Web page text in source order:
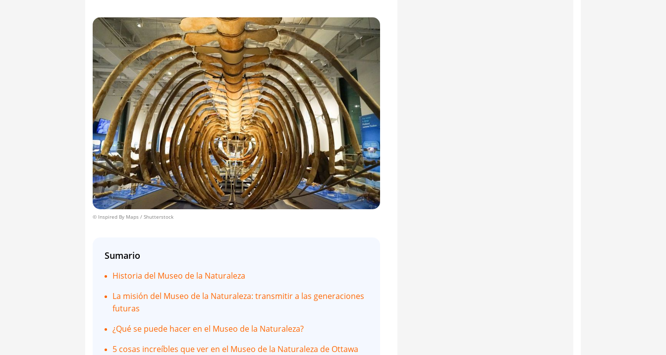
© Inspired By Maps / Shutterstock
Sumario
Historia del Museo de la Naturaleza
La misión del Museo de la Naturaleza: transmitir a las generaciones
futuras
¿Qué se puede hacer en el Museo de la Naturaleza?
5 cosas increíbles que ver en el Museo de la Naturaleza de Ottawa